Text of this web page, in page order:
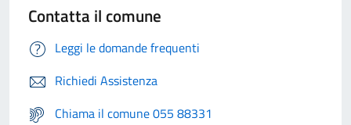
Contatta il comune
Leggi le domande frequenti
Richiedi Assistenza
Chiama il comune 055 88331